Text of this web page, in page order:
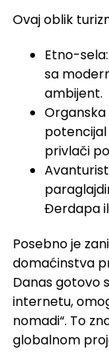
Ovaj oblik
Etno-
sa
ambijent.
potencijal
privlači
Đerdapa
Posebno je
domaćinstva
Danas gotovo
internetu,
nomadi“. To
globalnom